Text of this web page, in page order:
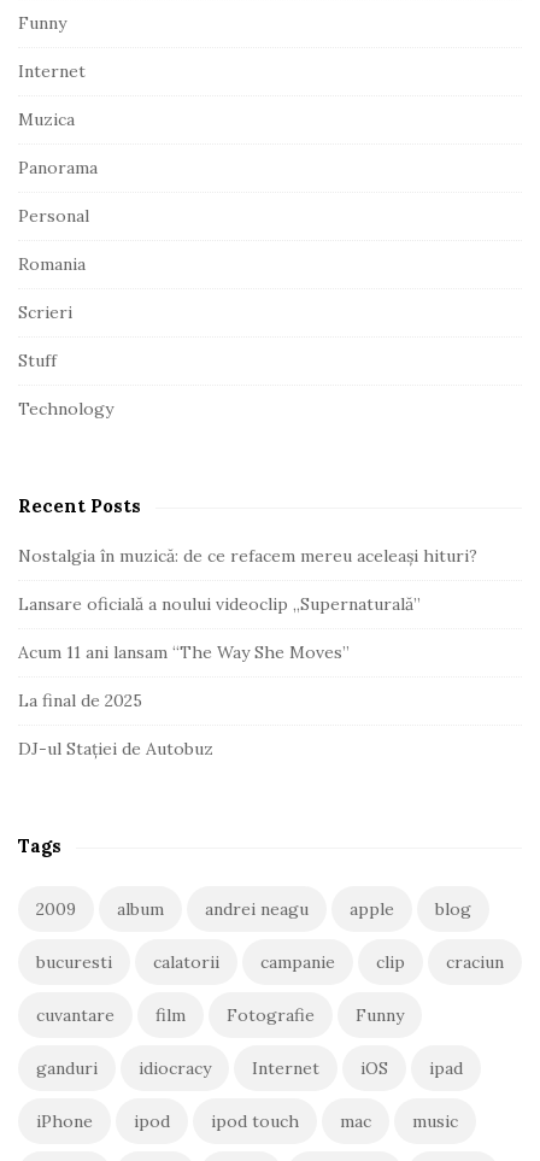
b
a
Funny
Internet
Muzica
Panorama
Personal
Romania
Scrieri
Stuff
Technology
Recent Posts
Nostalgia în muzică: de ce refacem mereu aceleași hituri?
Lansare oficială a noului videoclip „Supernaturală”
Acum 11 ani lansam “The Way She Moves”
La final de 2025
DJ-ul Stației de Autobuz
Tags
2009 album andrei neagu apple blog
bucuresti calatorii campanie clip craciun
cuvantare film Fotografie Funny
ganduri idiocracy Internet iOS ipad
iPhone ipod ipod touch mac music